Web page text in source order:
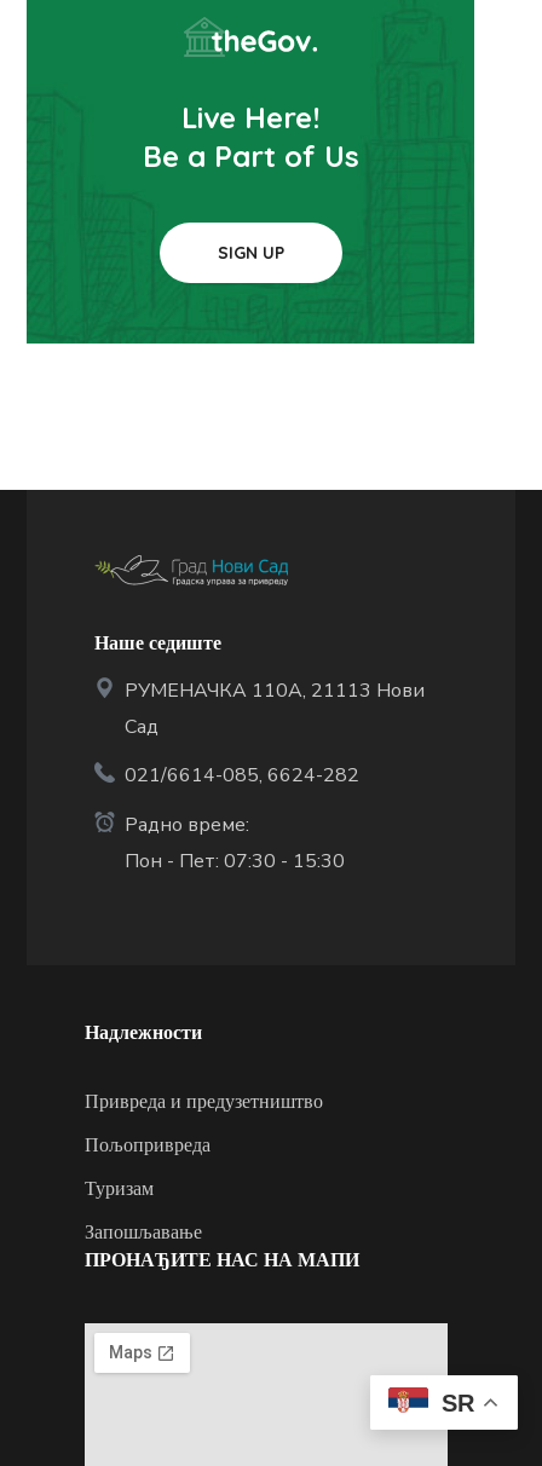
Live Here!
Be a Part of Us
SIGN UP
Наше седиште
РУМЕНАЧКА 110А, 21113 Нови
Сад
021/6614-085, 6624-282
Радно време:
Пон - Пет: 07:30 - 15:30
Надлежности
Привреда и предузетништво
Пољопривреда
Туризам
Запошљавање
ПРОНАЂИТЕ НАС НА МАПИ
SR